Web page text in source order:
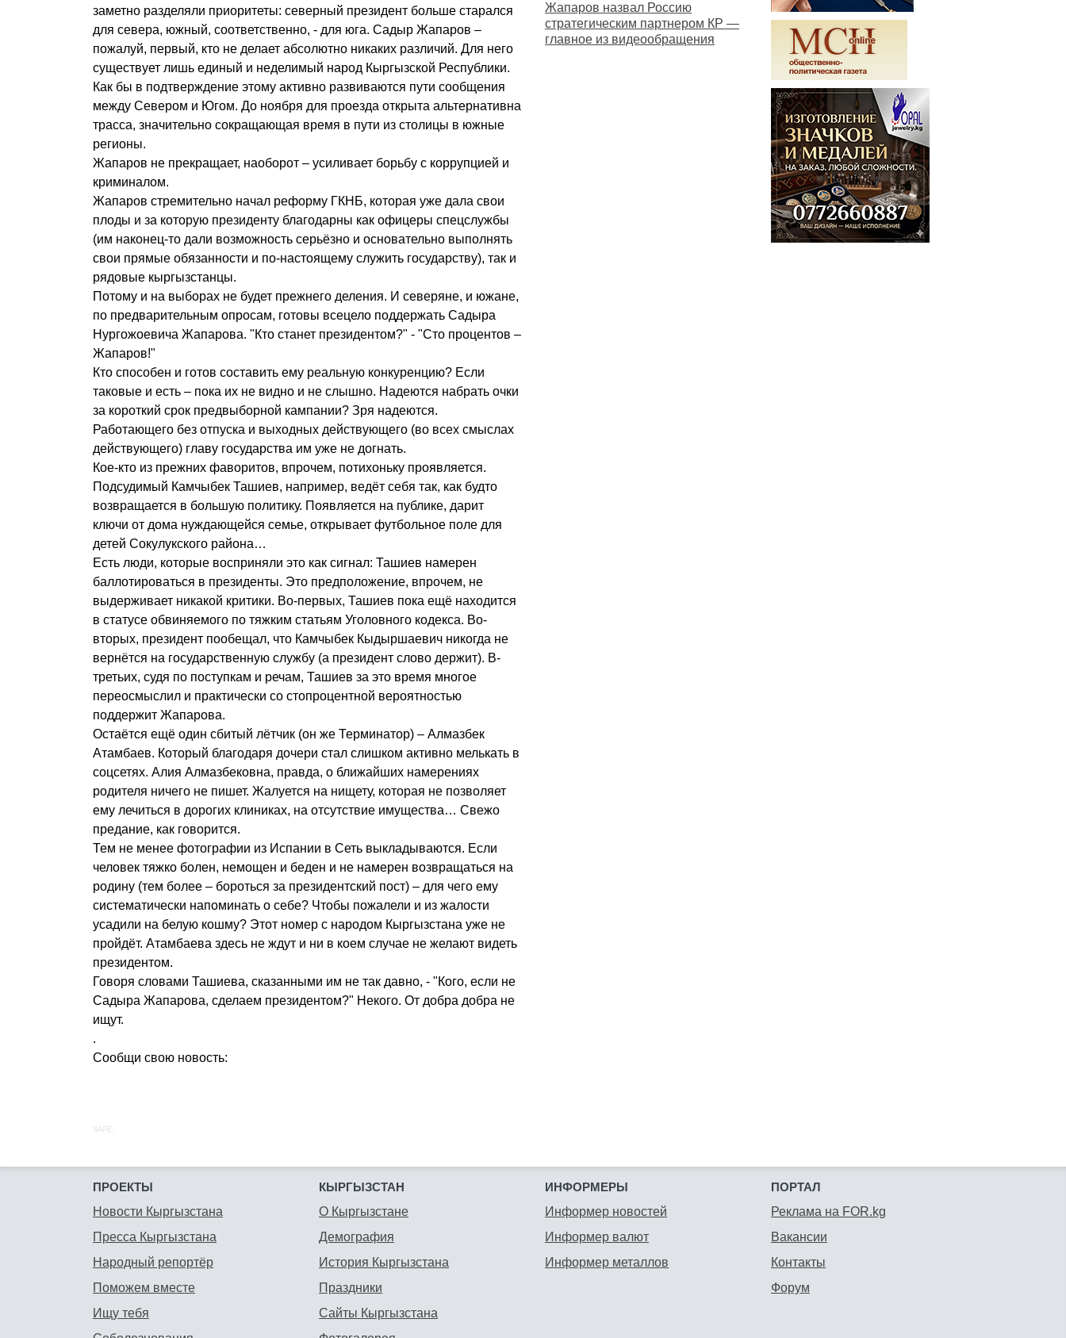
заметно разделяли приоритеты: северный президент больше старался
для севера, южный, соответственно, - для юга. Садыр Жапаров –
пожалуй, первый, кто не делает абсолютно никаких различий. Для него
существует лишь единый и неделимый народ Кыргызской Республики.
Как бы в подтверждение этому активно развиваются пути сообщения
между Севером и Югом. До ноября для проезда открыта альтернативна
трасса, значительно сокращающая время в пути из столицы в южные
регионы.
Жапаров не прекращает, наоборот – усиливает борьбу с коррупцией и
криминалом.
Жапаров стремительно начал реформу ГКНБ, которая уже дала свои
плоды и за которую президенту благодарны как офицеры спецслужбы
(им наконец-то дали возможность серьёзно и основательно выполнять
свои прямые обязанности и по-настоящему служить государству), так и
рядовые кыргызстанцы.
Потому и на выборах не будет прежнего деления. И северяне, и южане,
по предварительным опросам, готовы всецело поддержать Садыра
Нургожоевича Жапарова. "Кто станет президентом?" - "Сто процентов –
Жапаров!"
Кто способен и готов составить ему реальную конкуренцию? Если
таковые и есть – пока их не видно и не слышно. Надеются набрать очки
за короткий срок предвыборной кампании? Зря надеются.
Работающего без отпуска и выходных действующего (во всех смыслах
действующего) главу государства им уже не догнать.
Кое-кто из прежних фаворитов, впрочем, потихоньку проявляется.
Подсудимый Камчыбек Ташиев, например, ведёт себя так, как будто
возвращается в большую политику. Появляется на публике, дарит
ключи от дома нуждающейся семье, открывает футбольное поле для
детей Сокулукского района…
Есть люди, которые восприняли это как сигнал: Ташиев намерен
баллотироваться в президенты. Это предположение, впрочем, не
выдерживает никакой критики. Во-первых, Ташиев пока ещё находится
в статусе обвиняемого по тяжким статьям Уголовного кодекса. Во-
вторых, президент пообещал, что Камчыбек Кыдыршаевич никогда не
вернётся на государственную службу (а президент слово держит). В-
третьих, судя по поступкам и речам, Ташиев за это время многое
переосмыслил и практически со стопроцентной вероятностью
поддержит Жапарова.
Остаётся ещё один сбитый лётчик (он же Терминатор) – Алмазбек
Атамбаев. Который благодаря дочери стал слишком активно мелькать в
соцсетях. Алия Алмазбековна, правда, о ближайших намерениях
родителя ничего не пишет. Жалуется на нищету, которая не позволяет
ему лечиться в дорогих клиниках, на отсутствие имущества… Свежо
предание, как говорится.
Тем не менее фотографии из Испании в Сеть выкладываются. Если
человек тяжко болен, немощен и беден и не намерен возвращаться на
родину (тем более – бороться за президентский пост) – для чего ему
систематически напоминать о себе? Чтобы пожалели и из жалости
усадили на белую кошму? Этот номер с народом Кыргызстана уже не
пройдёт. Атамбаева здесь не ждут и ни в коем случае не желают видеть
президентом.
Говоря словами Ташиева, сказанными им не так давно, - "Кого, если не
Садыра Жапарова, сделаем президентом?" Некого. От добра добра не
ищут.
.
Сообщи свою новость:
Жапаров назвал Россию
стратегическим партнером КР —
главное из видеообращения
SAPE:
ПРОЕКТЫ
Новости Кыргызстана
Пресса Кыргызстана
Народный репортёр
Поможем вместе
Ищу тебя
КЫРГЫЗСТАН
О Кыргызстане
Демография
История Кыргызстана
Праздники
Сайты Кыргызстана
ИНФОРМЕРЫ
Информер новостей
Информер валют
Информер металлов
ПОРТАЛ
Реклама на FOR.kg
Вакансии
Контакты
Форум